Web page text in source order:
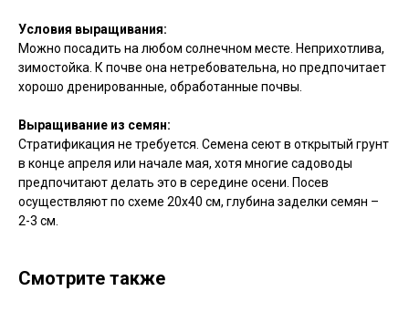
Условия выращивания:
Можно посадить на любом солнечном месте. Неприхотлива,
зимостойка. К почве она нетребовательна, но предпочитает
хорошо дренированные, обработанные почвы.
Выращивание из семян:
Стратификация не требуется. Семена сеют в открытый грунт
в конце апреля или начале мая, хотя многие садоводы
предпочитают делать это в середине осени. Посев
осуществляют по схеме 20х40 см, глубина заделки семян –
2-3 см.
Смотрите также